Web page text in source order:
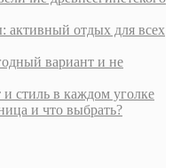
активный отдых для всех
вариант и не
стиль в каждом уголке
и что выбрать?